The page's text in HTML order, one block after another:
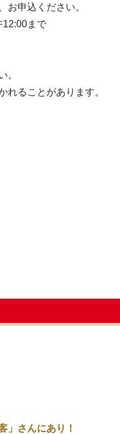
お申込ください。
12:00まで
。
れることがあります。
」さんにあり！